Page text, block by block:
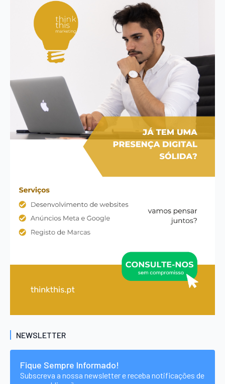
NEWSLETTER
Fique Sempre Informado!
Subscreva a nossa newsletter e receba notificações de